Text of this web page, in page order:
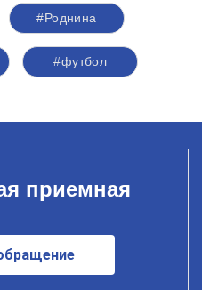
#Роднина
#футбол
приемная